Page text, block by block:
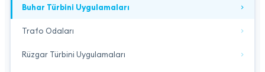
Buhar Türbini Uygulamaları
Trafo Odaları
Rüzgar Türbini Uygulamaları